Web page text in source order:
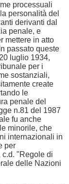
processuali
personalità del
derivanti dal
penale, e
mettere in atto
passato queste
luglio 1934,
per i
sostanziali,
create
le
penale del
n.81 del 1987
fu anche
minorile, che
internazionali in
per
c.d. "Regole di
delle Nazioni